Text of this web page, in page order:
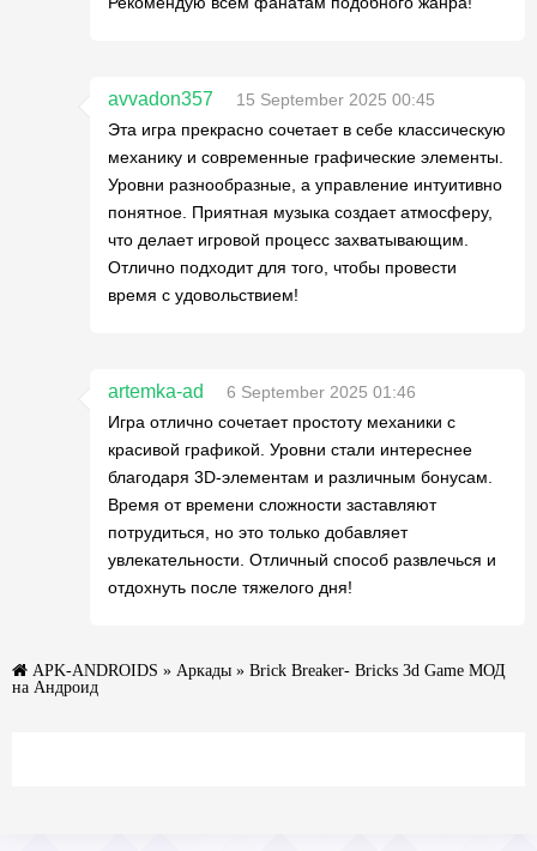
avvadon357
15 September 2025 00:45
Эта игра прекрасно сочетает в себе классическую
механику и современные графические элементы.
Уровни разнообразные, а управление интуитивно
понятное. Приятная музыка создает атмосферу,
что делает игровой процесс захватывающим.
Отлично подходит для того, чтобы провести
время с удовольствием!
artemka-ad
6 September 2025 01:46
Игра отлично сочетает простоту механики с
красивой графикой. Уровни стали интереснее
благодаря 3D-элементам и различным бонусам.
Время от времени сложности заставляют
потрудиться, но это только добавляет
увлекательности. Отличный способ развлечься и
отдохнуть после тяжелого дня!
APK-ANDROIDS » Аркады » Brick Breaker- Bricks 3d Game МОД
на Андроид